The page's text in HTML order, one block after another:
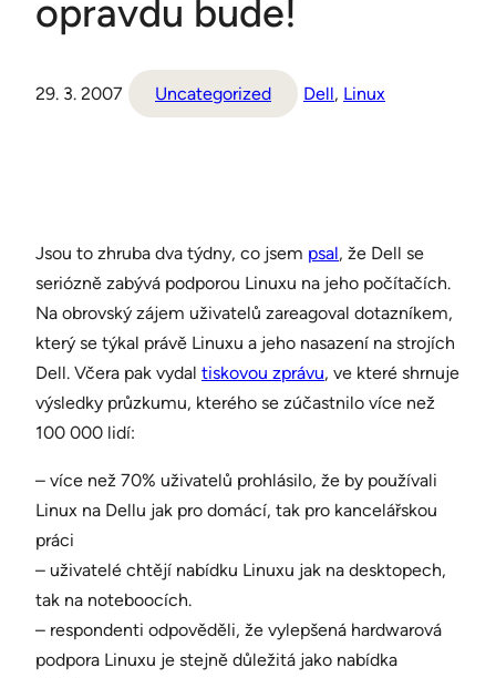
opravdu bude!
29. 3. 2007 Uncategorized Dell, Linux
Jsou to zhruba dva týdny, co jsem psal, že Dell se
seriózně zabývá podporou Linuxu na jeho počítačích.
Na obrovský zájem uživatelů zareagoval dotazníkem,
který se týkal právě Linuxu a jeho nasazení na strojích
Dell. Včera pak vydal tiskovou zprávu, ve které shrnuje
výsledky průzkumu, kterého se zúčastnilo více než
100 000 lidí:
– více než 70% uživatelů prohlásilo, že by používali
Linux na Dellu jak pro domácí, tak pro kancelářskou
práci
– uživatelé chtějí nabídku Linuxu jak na desktopech,
tak na noteboocích.
– respondenti odpověděli, že vylepšená hardwarová
podpora Linuxu je stejně důležitá jako nabídka